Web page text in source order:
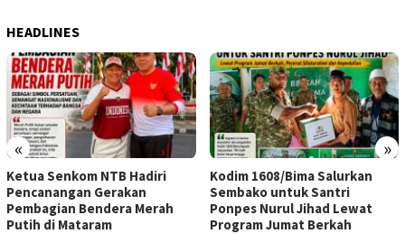
HEADLINES
« »
Ketua Senkom NTB Hadiri
Pencanangan Gerakan
Pembagian Bendera Merah
Putih di Mataram
Kodim 1608/Bima Salurkan
Sembako untuk Santri
Ponpes Nurul Jihad Lewat
Program Jumat Berkah